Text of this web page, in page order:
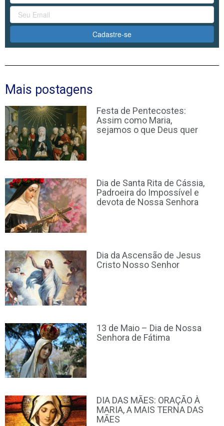
Cadastre-se
Mais postagens
Festa de Pentecostes:
Assim como Maria,
sejamos o que Deus quer
Dia de Santa Rita de Cássia,
Padroeira do Impossível e
devota de Nossa Senhora
Dia da Ascensão de Jesus
Cristo Nosso Senhor
13 de Maio – Dia de Nossa
Senhora de Fátima
DIA DAS MÃES: ORAÇÃO À
MARIA, A MAIS TERNA DAS
MÃES